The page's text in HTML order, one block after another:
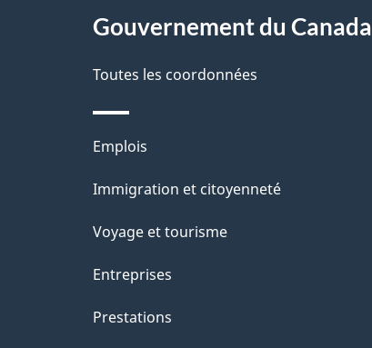
e
Gouvernement du Canada
Toutes les coordonnées
Thèmes
et
Emplois
Immigration et citoyenneté
Voyage et tourisme
Entreprises
Prestations